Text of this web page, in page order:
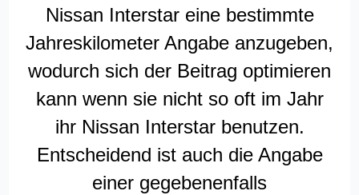
Nissan Interstar eine bestimmte
Jahreskilometer Angabe anzugeben,
wodurch sich der Beitrag optimieren
kann wenn sie nicht so oft im Jahr
ihr Nissan Interstar benutzen.
Entscheidend ist auch die Angabe
einer gegebenenfalls